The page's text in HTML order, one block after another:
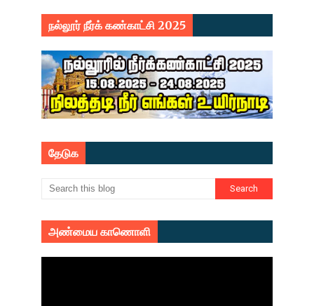
நல்லூர் நீர்க் கண்காட்சி 2025
தேடுக
அண்மைய காணொளி